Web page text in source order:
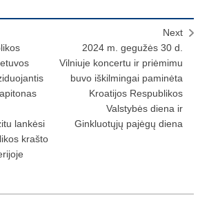
lankėsi
krašto
Next
2024 m. gegužės 30 d.
Vilniuje koncertu ir priėmimu
buvo iškilmingai paminėta
Kroatijos Respublikos
Valstybės diena ir
Ginkluotųjų pajėgų diena